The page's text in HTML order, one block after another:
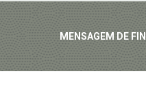
MENSAGEM DE